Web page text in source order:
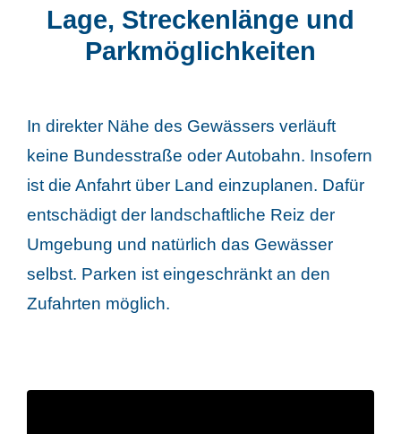
Lage, Streckenlänge und
Parkmöglichkeiten
In direkter Nähe des Gewässers verläuft
keine Bundesstraße oder Autobahn. Insofern
ist die Anfahrt über Land einzuplanen. Dafür
entschädigt der landschaftliche Reiz der
Umgebung und natürlich das Gewässer
selbst. Parken ist eingeschränkt an den
Zufahrten möglich.